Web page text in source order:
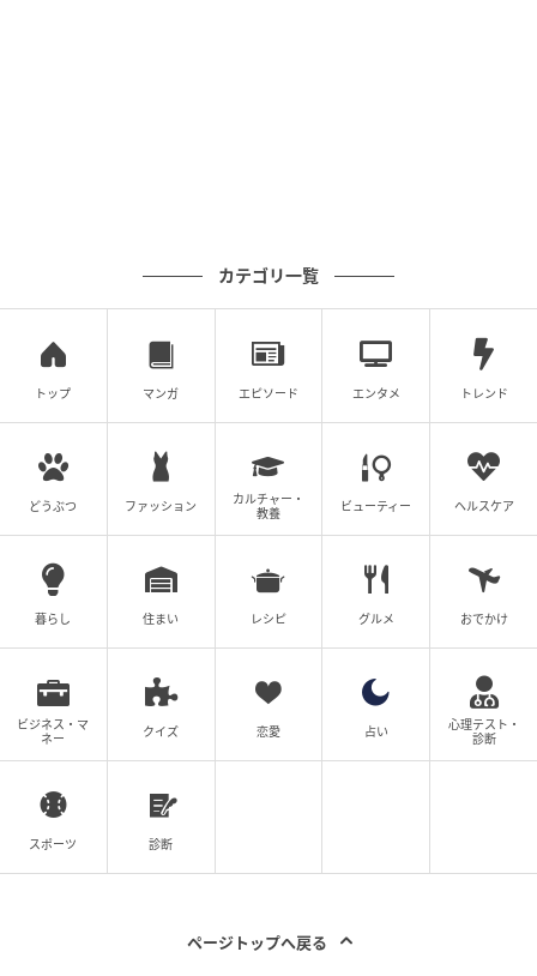
カテゴリ一覧
トップ マンガ エピソード エンタメ トレンド
どうぶつ ファッション
カルチャー・
教養
ビューティー ヘルスケア
暮らし 住まい レシピ グルメ おでかけ
ビジネス・マ
ネー
クイズ 恋愛 占い
心理テスト・
診断
スポーツ 診断
ページトップへ戻る